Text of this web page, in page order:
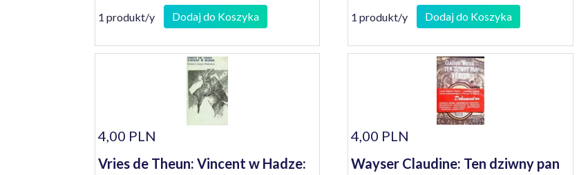
1 produkt/y Dodaj do Koszyka 1 produkt/y Dodaj do Koszyka
4,00 PLN
Vries de Theun: Vincent w Hadze:
4,00 PLN
Wayser Claudine: Ten dziwny pan